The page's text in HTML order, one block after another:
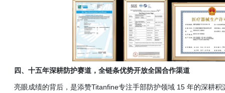
四、十五年深耕防护赛道，全链条优势开放全国合作渠道
亮眼成绩的背后，是添赞Titanfine专注手部防护领域 15 年的深耕